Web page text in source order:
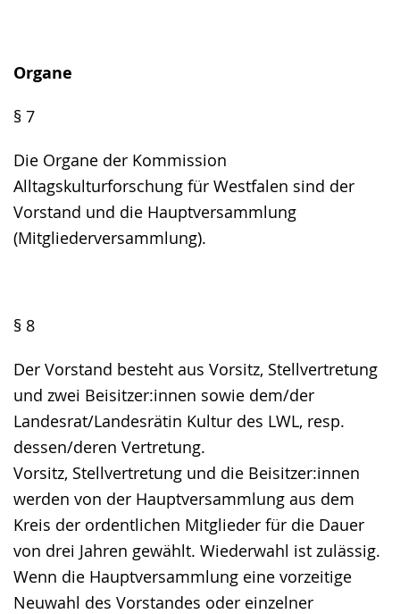
Organe
§ 7
Die Organe der Kommission
Alltagskulturforschung für Westfalen sind der
Vorstand und die Hauptversammlung
(Mitgliederversammlung).
§ 8
Der Vorstand besteht aus Vorsitz, Stellvertretung
und zwei Beisitzer:innen sowie dem/der
Landesrat/Landesrätin Kultur des LWL, resp.
dessen/deren Vertretung.
Vorsitz, Stellvertretung und die Beisitzer:innen
werden von der Hauptversammlung aus dem
Kreis der ordentlichen Mitglieder für die Dauer
von drei Jahren gewählt. Wiederwahl ist zulässig.
Wenn die Hauptversammlung eine vorzeitige
Neuwahl des Vorstandes oder einzelner